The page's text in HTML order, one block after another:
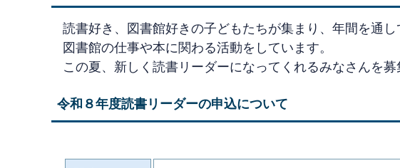
読書好き、図書館好きの子どもたちが集ま
図書館の仕事や本に関わる活動をしています。
この夏、新しく読書リーダーになってくれるみなさんを募
令和８年度読書リーダーの申込について